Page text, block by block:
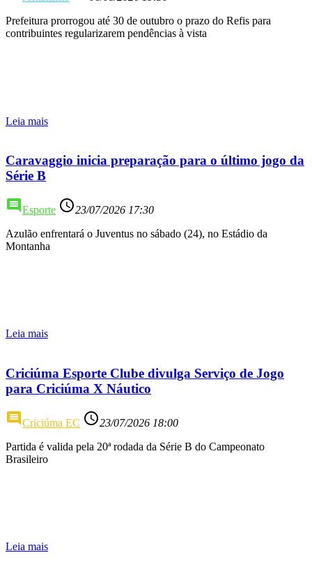
Prefeitura prorrogou até 30 de outubro o prazo do Refis para
contribuintes regularizarem pendências à vista
Leia mais
Caravaggio inicia preparação para o último jogo da
Série B
comment Esporte access_time23/07/2026 17:30
Azulão enfrentará o Juventus no sábado (24), no Estádio da
Montanha
Leia mais
Criciúma Esporte Clube divulga Serviço de Jogo
para Criciúma X Náutico
commentCriciúma EC access_time23/07/2026 18:00
Partida é valida pela 20ª rodada da Série B do Campeonato
Brasileiro
Leia mais